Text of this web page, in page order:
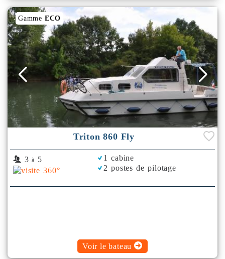
Gamme ECO
Triton 860 Fly
3 à 5
1 cabine
2 postes de pilotage
Voir le bateau